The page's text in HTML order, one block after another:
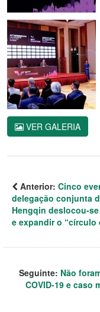
VER GALERIA
Anterior: Cinco
delegação conjunta
Hengqin deslocou-
e expandir o “círculo
Seguinte: Não
COVID-19 e caso